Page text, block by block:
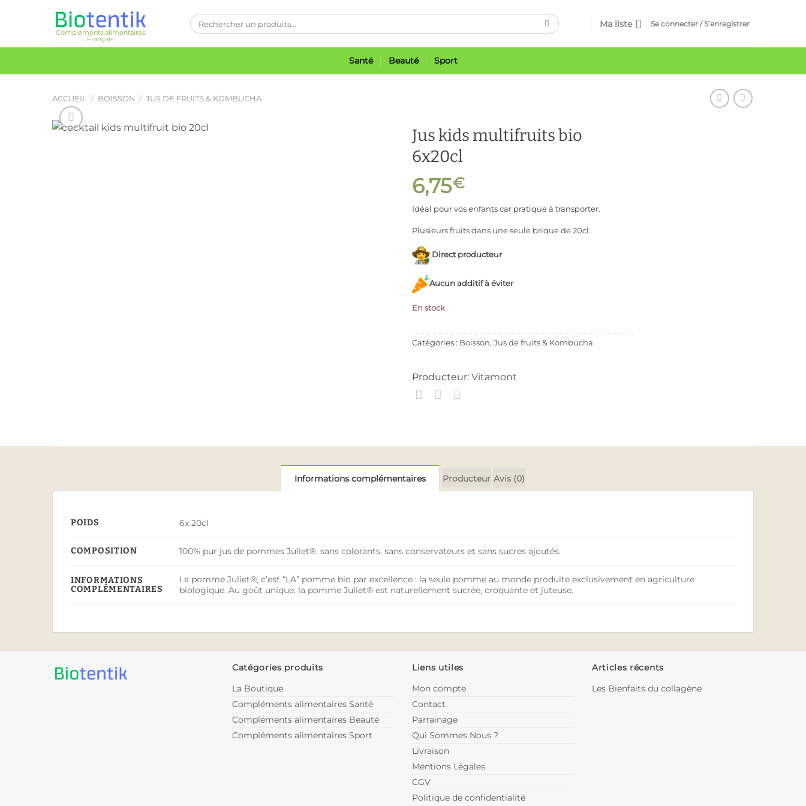
Compléments alimentaires
Français
Recherche
pour :
Ma liste Se connecter / S’enregistrer
Santé Beauté Sport
ACCUEIL / BOISSON / JUS DE FRUITS & KOMBUCHA
Jus kids multifruits bio
6x20cl
6,75€
Idéal pour vos enfants car pratique à transporter.
Plusieurs fruits dans une seule brique de 20cl
Direct producteur
Aucun additif à éviter
En stock
Catégories : Boisson, Jus de fruits & Kombucha
Producteur: Vitamont
Informations complémentaires Producteur Avis (0)
POIDS 6x 20cl
COMPOSITION 100% pur jus de pommes Juliet®, sans colorants, sans conservateurs et sans sucres ajoutés.
INFORMATIONS
COMPLÉMENTAIRES
La pomme Juliet®, c’est “LA” pomme bio par excellence : la seule pomme au monde produite exclusivement en agriculture
biologique. Au goût unique, la pomme Juliet® est naturellement sucrée, croquante et juteuse.
Catégories produits
La Boutique
Compléments alimentaires Santé
Compléments alimentaires Beauté
Compléments alimentaires Sport
Liens utiles
Mon compte
Contact
Parrainage
Qui Sommes Nous ?
Livraison
Mentions Légales
CGV
Politique de confidentialité
Articles récents
Les Bienfaits du collagène